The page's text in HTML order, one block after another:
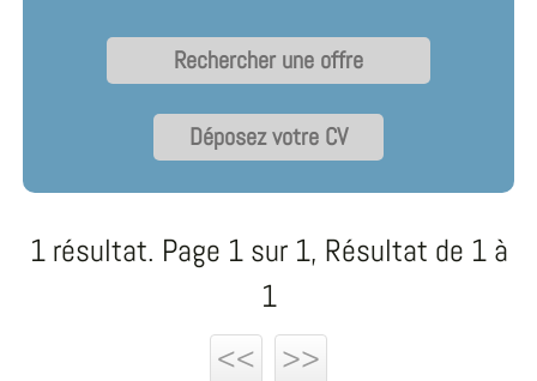
Déposez votre CV
1 résultat. Page 1 sur 1, Résultat de 1 à
1
<<
>>